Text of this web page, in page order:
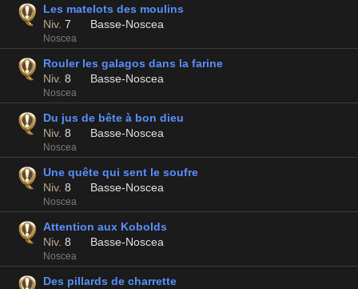
Les matelots des moulins
Niv. 7 Basse-Noscea
Noscea
Rouler les galagos dans la farine
Niv. 8 Basse-Noscea
Noscea
Du jus de bête à bon dieu
Niv. 8 Basse-Noscea
Noscea
Une quête qui sent le soufre
Niv. 8 Basse-Noscea
Noscea
Attention aux Kobolds
Niv. 8 Basse-Noscea
Noscea
Des pillards de charrette